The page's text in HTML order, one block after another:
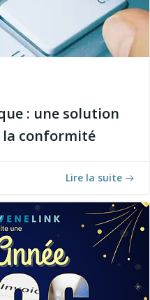
: une solution
conformité
Lire la suite